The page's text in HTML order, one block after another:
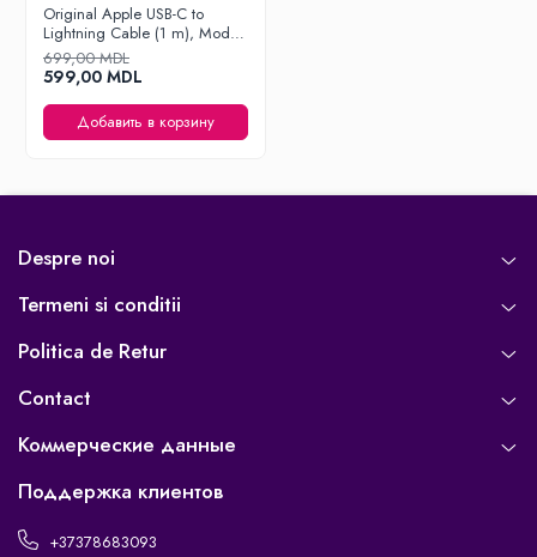
Original Apple USB-C to
Lightning Cable (1 m), Model
A2561
699,00 MDL
599,00 MDL
Добавить в корзину
Despre noi
Termeni si conditii
Politica de Retur
Contact
Коммерческие данные
Поддержка клиентов
+37378683093